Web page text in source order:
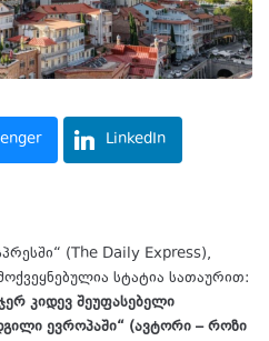
LinkedIn
(The Daily Express),
სტატია სათაურით:
კიდევ შეუფასებელი
ევროპაში“ (ავტორი – როზი